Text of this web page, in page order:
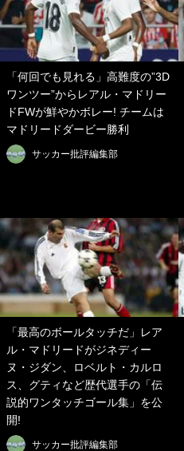
「何回でも見れる」高難度の”3D
ワンツー”からレアル・マドリー
ドFWが鮮やかボレー! チームは
マドリードダービー勝利
サッカー批評編集部
「最高のボールタッチだ」レア
ル・マドリードがジネディー
ヌ・ジダン、ロベルト・カルロ
ス、グティなど歴代選手の「伝
説的ワンタッチゴール集」を公
開!
サッカー批評編集部